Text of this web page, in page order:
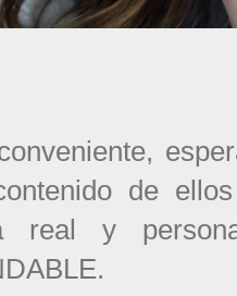
de
real y